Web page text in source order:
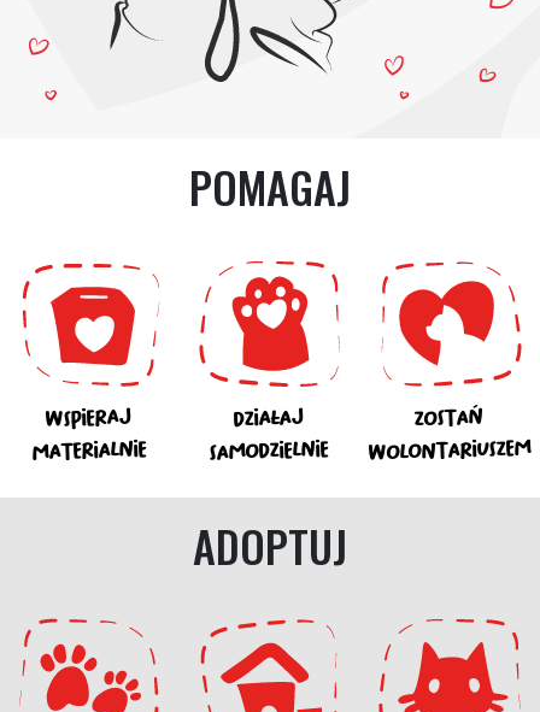
POMAGAJ
WSPIERAJ
MATERIALNIE
DZIAŁAJ
SAMODZIELNIE
ZOSTAŃ
WOLONTARIUSZEM
ADOPTUJ